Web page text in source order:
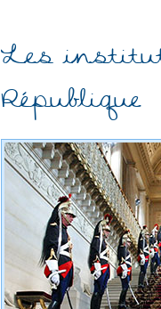
Les
République